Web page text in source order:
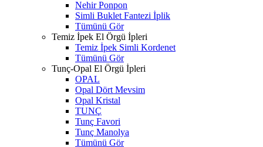
Nehir Ponpon
Simli Buklet Fantezi İplik
Tümünü Gör
Temiz İpek El Örgü İpleri
Temiz İpek Simli Kordenet
Tümünü Gör
Tunç-Opal El Örgü İpleri
OPAL
Opal Dört Mevsim
Opal Kristal
TUNÇ
Tunç Favori
Tunç Manolya
Tümünü Gör